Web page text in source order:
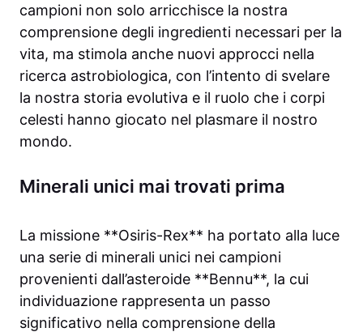
campioni non solo arricchisce la nostra
comprensione degli ingredienti necessari per la
vita, ma stimola anche nuovi approcci nella
ricerca astrobiologica, con l’intento di svelare
la nostra storia evolutiva e il ruolo che i corpi
celesti hanno giocato nel plasmare il nostro
mondo.
Minerali unici mai trovati prima
La missione **Osiris-Rex** ha portato alla luce
una serie di minerali unici nei campioni
provenienti dall’asteroide **Bennu**, la cui
individuazione rappresenta un passo
significativo nella comprensione della